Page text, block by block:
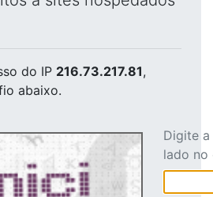
do IP 216.73.217.81,
abaixo.
Digite
lado no